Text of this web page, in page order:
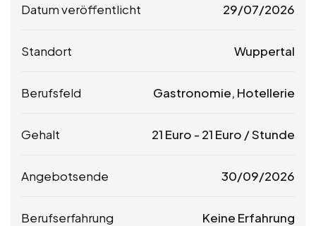
Datum veröffentlicht 29/07/2026
Standort Wuppertal
Berufsfeld Gastronomie, Hotellerie
Gehalt 21 Euro - 21 Euro / Stunde
Angebotsende 30/09/2026
Berufserfahrung Keine Erfahrung